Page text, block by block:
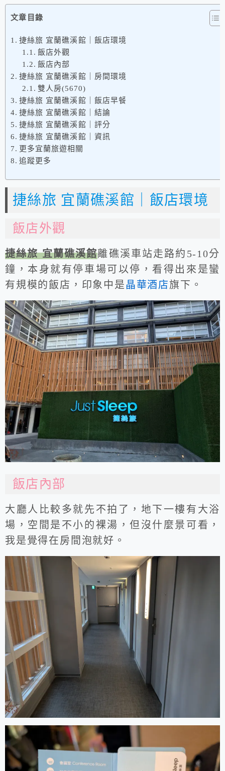
文章目錄
捷絲旅 宜蘭礁溪館｜飯店環境
飯店外觀
飯店內部
捷絲旅 宜蘭礁溪館｜房間環境
雙人房(5670)
捷絲旅 宜蘭礁溪館｜飯店早餐
捷絲旅 宜蘭礁溪館｜結論
捷絲旅 宜蘭礁溪館｜評分
捷絲旅 宜蘭礁溪館｜資訊
更多宜蘭旅遊相關
追蹤更多
捷絲旅 宜蘭礁溪館｜飯店環境
飯店外觀
捷絲旅 宜蘭礁溪館離礁溪車站走路約5-10分
鐘，本身就有停車場可以停，看得出來是蠻
有規模的飯店，印象中是晶華酒店旗下。
飯店內部
大廳人比較多就先不拍了，地下一樓有大浴
場，空間是不小的裸湯，但沒什麼景可看，
我是覺得在房間泡就好。